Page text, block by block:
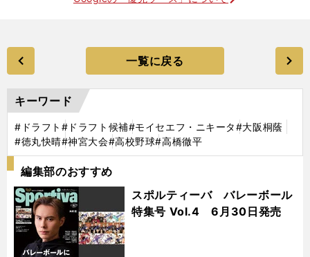
一覧に戻る
キーワード
#ドラフト #ドラフト候補#モイセエフ・ニキータ#大阪桐蔭
#徳丸快晴#神宮大会#高校野球#高橋徹平
編集部のおすすめ
スポルティーバ バレーボール
特集号 Vol.4 6月30日発売